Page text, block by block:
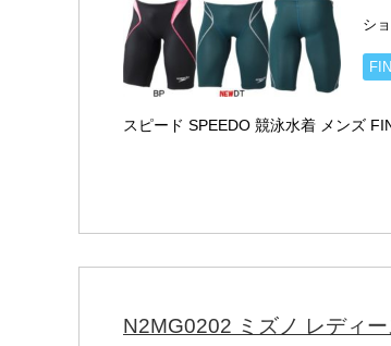
シ
スピード SPEEDO 競泳水着 メンズ
N2MG0202 ミズノ レディ